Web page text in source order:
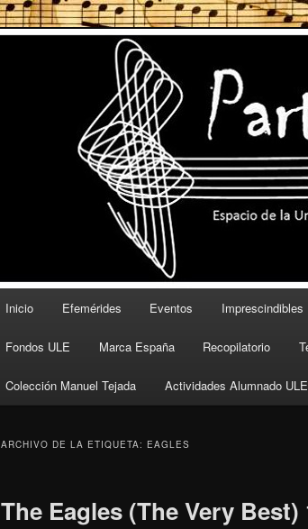
PartitULE
Espacio de la Universidad de León dedicado a la
Inicio Efemérides Eventos Imprescindibles
Fondos ULE Marca España Recopilatorio
Colección Manuel Tejada Actividades Alumnado ULE
ARCHIVO DE LA ETIQUETA: EAGLES
The Eagles (The Very Best)